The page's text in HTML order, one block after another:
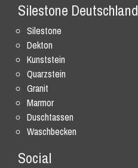
Silestone Deutschland
Silestone
Dekton
Kunststein
Quarzstein
Granit
Marmor
Duschtassen
Waschbecken
Social